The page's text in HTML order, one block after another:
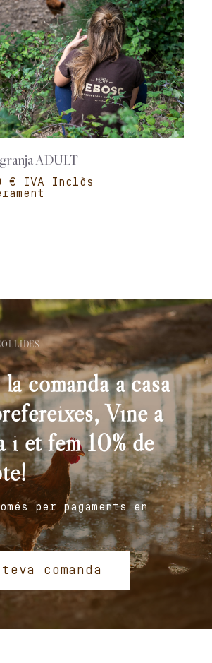
ADULT
€
comanda a casa
Vine a
et fem 10% de
per pagaments en
comanda